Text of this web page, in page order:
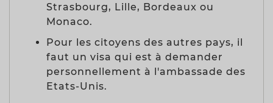
Strasbourg, Lille, Bordeaux ou
Monaco.
Pour les citoyens des autres pays, il
faut un visa qui est à demander
personnellement à l'ambassade des
Etats-Unis.